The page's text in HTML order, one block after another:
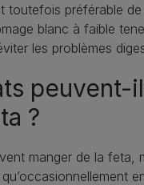
toutefois préférable
blanc à faible
les problèmes
peuvent-
?
manger de la feta,